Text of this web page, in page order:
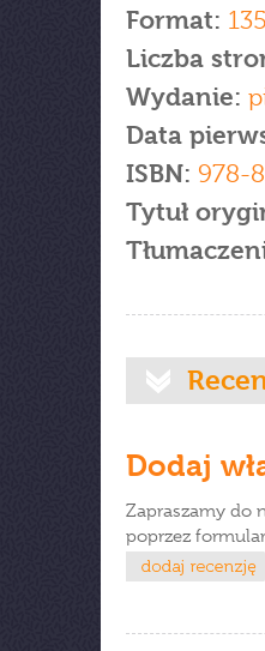
Format:
Liczba
Wydanie:
Data
ISBN: 978-
Tytuł
Dodaj
Zapraszamy do
poprzez